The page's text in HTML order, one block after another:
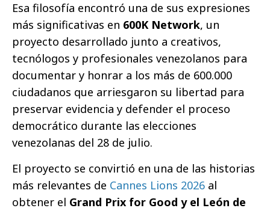
Esa filosofía encontró una de sus expresiones
más significativas en 600K Network, un
proyecto desarrollado junto a creativos,
tecnólogos y profesionales venezolanos para
documentar y honrar a los más de 600.000
ciudadanos que arriesgaron su libertad para
preservar evidencia y defender el proceso
democrático durante las elecciones
venezolanas del 28 de julio.
El proyecto se convirtió en una de las historias
más relevantes de Cannes Lions 2026 al
obtener el Grand Prix for Good y el León de